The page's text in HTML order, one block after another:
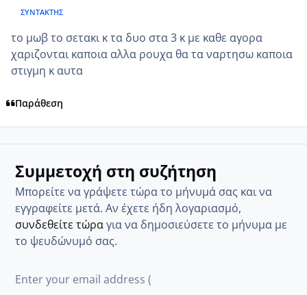
ΣΥΝΤΆΚΤΗΣ
το μωβ το σετακι κ τα δυο στα 3 κ με καθε αγορα
χαριζονται καποια αλλα ρουχα θα τα ναρτησω καποια
στιγμη κ αυτα
Παράθεση
Συμμετοχή στη συζήτηση
Μπορείτε να γράψετε τώρα το μήνυμά σας και να
εγγραφείτε μετά. Αν έχετε ήδη λογαριασμό,
συνδεθείτε τώραγια να δημοσιεύσετε το μήνυμα με
το ψευδώνυμό σας.